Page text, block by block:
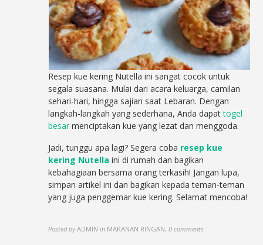
Resep kue kering Nutella ini sangat cocok untuk
segala suasana. Mulai dari acara keluarga, camilan
sehari-hari, hingga sajian saat Lebaran. Dengan
langkah-langkah yang sederhana, Anda dapattogel
besar menciptakan kue yang lezat dan menggoda.
Jadi, tunggu apa lagi? Segera coba resep kue
kering Nutella ini di rumah dan bagikan
kebahagiaan bersama orang terkasih! Jangan lupa,
simpan artikel ini dan bagikan kepada teman-teman
yang juga penggemar kue kering. Selamat mencoba!
Posted by ADMIN in MAKANAN RINGAN,0 comments